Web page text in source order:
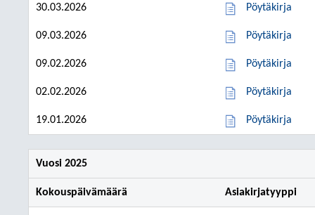
30.03.2026 Pöytäkirja
09.03.2026 Pöytäkirja
09.02.2026 Pöytäkirja
02.02.2026 Pöytäkirja
19.01.2026 Pöytäkirja
Vuosi 2025
Kokouspäivämäärä Asiakirjatyyppi